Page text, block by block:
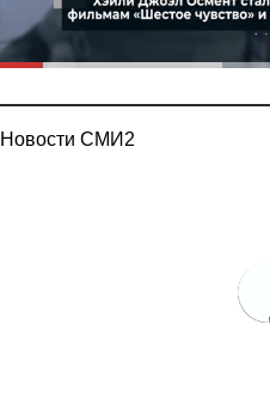
Новости СМИ2